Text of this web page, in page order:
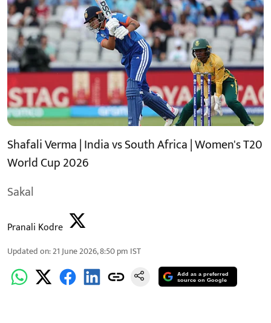
Shafali Verma | India vs South Africa | Women's T20
World Cup 2026
Sakal
Pranali Kodre
Updated on:21 June 2026, 8:50 pm IST
Add as a preferred
source on Google